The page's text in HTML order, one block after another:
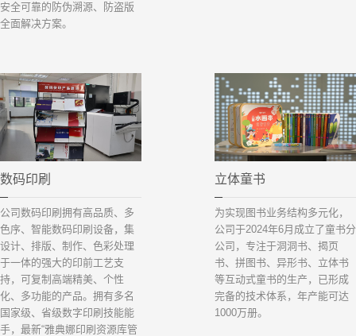
安全可靠的防伪溯源、防盗版
全面解决方案。
数码印刷
公司数码印刷拥有高品质、多
色序、智能数码印刷设备，集
设计、排版、制作、色彩处理
于一体的强大的印前工艺支
持，可复制高端精美、个性
化、多功能的产品。拥有多名
国家级、省级数字印刷技能能
手，最新“雅典娜印刷资源库管
立体童书
为实现图书业务结构多元化，
公司于2024年6月成立了童书分
公司，专注于洞洞书、揭页
书、拼图书、异形书、立体书
等互动式童书的生产，已形成
完备的技术体系，年产能可达
1000万册。